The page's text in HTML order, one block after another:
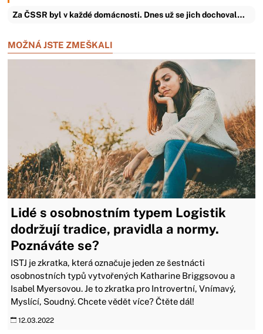
Za ČSSR byl v každé domácnosti. Dnes už se jich dochoval…
MOŽNÁ JSTE ZMEŠKALI
Lidé s osobnostním typem Logistik
dodržují tradice, pravidla a normy.
Poznáváte se?
ISTJ je zkratka, která označuje jeden ze šestnácti
osobnostních typů vytvořených Katharine Briggsovou a
Isabel Myersovou. Je to zkratka pro Introvertní, Vnímavý,
Myslící, Soudný. Chcete vědět více? Čtěte dál!
12.03.2022